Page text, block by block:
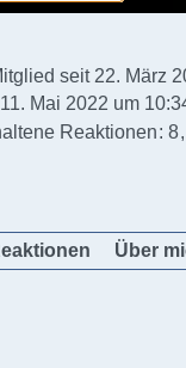
seit 22. März
11. Mai 2022 um
Reaktionen 8
Über